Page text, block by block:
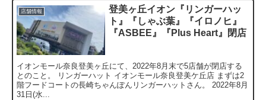
店舗情報
登美ヶ丘イオン『リンガーハッ
ト』『しゃぶ葉』『イロノヒ』
『ASBEE』『Plus Heart』閉店
イオンモール奈良登美ヶ丘にて、2022年8月末で5店舗が閉店する
とのこと。 リンガーハット イオンモール奈良登美ケ丘店 まずは2
階フードコートの長崎ちゃんぽんリンガーハットさん。 2022年8月
31日(水...